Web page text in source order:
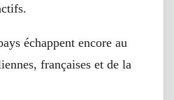
échappent encore au
françaises et de la